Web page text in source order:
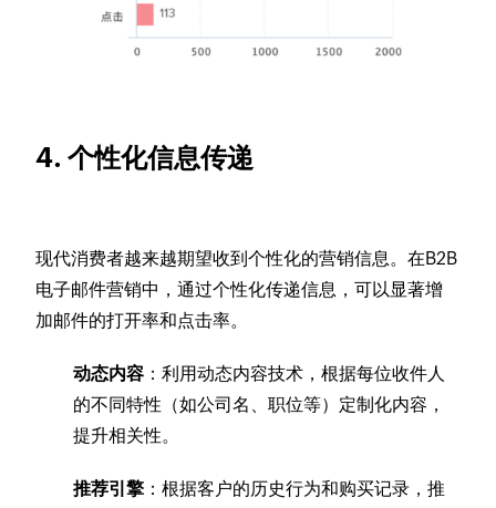
4. 个性化信息传递
现代消费者越来越期望收到个性化的营销信息。在B2B
电子邮件营销中，通过个性化传递信息，可以显著增
加邮件的打开率和点击率。
动态内容 ：利用动态内容技术，根据每位收件人
的不同特性（如公司名、职位等）定制化内容，
提升相关性。
推荐引擎 ：根据客户的历史行为和购买记录，推